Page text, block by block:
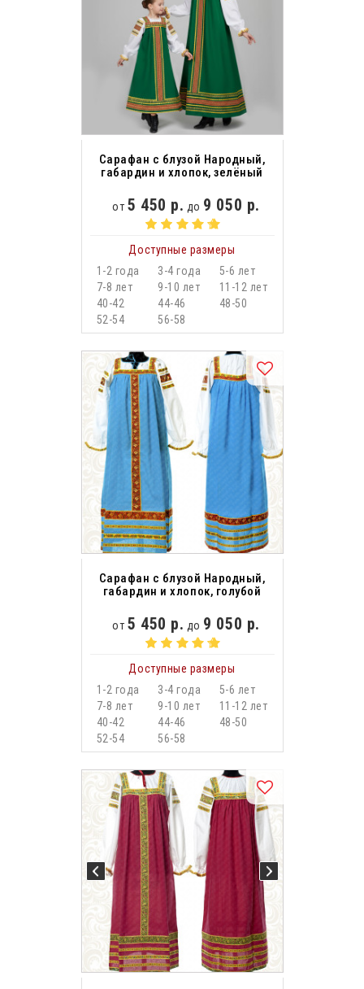
Сарафан с блузой Народный,
габардин и хлопок, зелёный
от 5 450 р. до 9 050 р.
Доступные размеры
1-2 года
3-4 года
5-6 лет
7-8 лет
9-10 лет
11-12 лет
40-42
44-46
48-50
52-54
56-58
Сарафан с блузой Народный,
габардин и хлопок, голубой
от 5 450 р. до 9 050 р.
Доступные размеры
1-2 года
3-4 года
5-6 лет
7-8 лет
9-10 лет
11-12 лет
40-42
44-46
48-50
52-54
56-58